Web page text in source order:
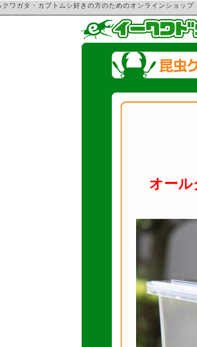
クワガタ・カブトムシ好きの方のためのオンラインショップ
オール